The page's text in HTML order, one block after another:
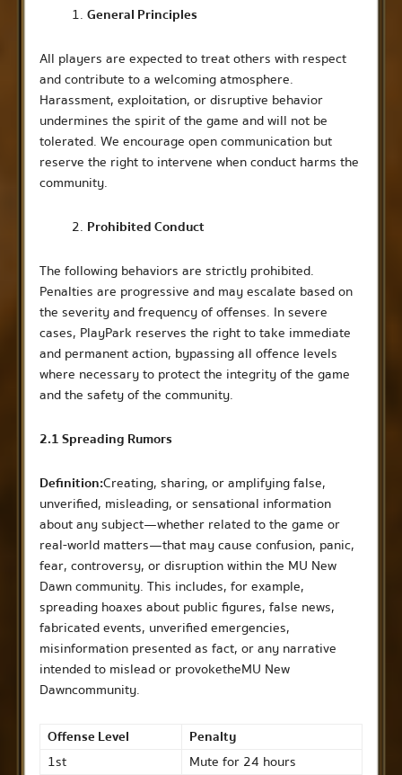
General Principles
All players are expected to treat others with respect
and contribute to a welcoming atmosphere.
Harassment, exploitation, or disruptive behavior
undermines the spirit of the game and will not be
tolerated. We encourage open communication but
reserve the right to intervene when conduct harms the
community.
Prohibited Conduct
The following behaviors are strictly prohibited.
Penalties are progressive and may escalate based on
the severity and frequency of offenses. In severe
cases, PlayPark reserves the right to take immediate
and permanent action, bypassing all offence levels
where necessary to protect the integrity of the game
and the safety of the community.
2.1 Spreading Rumors
Definition:Creating, sharing, or amplifying false,
unverified, misleading, or sensational information
about any subject — whether related to the game or
real-world matters—that may cause confusion, panic,
fear, controversy, or disruption within the MU New
Dawn community. This includes, for example,
spreading hoaxes about public figures, false news,
fabricated events, unverified emergencies,
misinformation presented as fact, or any narrative
intended to mislead or provoke the MU New
Dawn community.
Offense Level
Penalty
1st
Mute for 24 hours